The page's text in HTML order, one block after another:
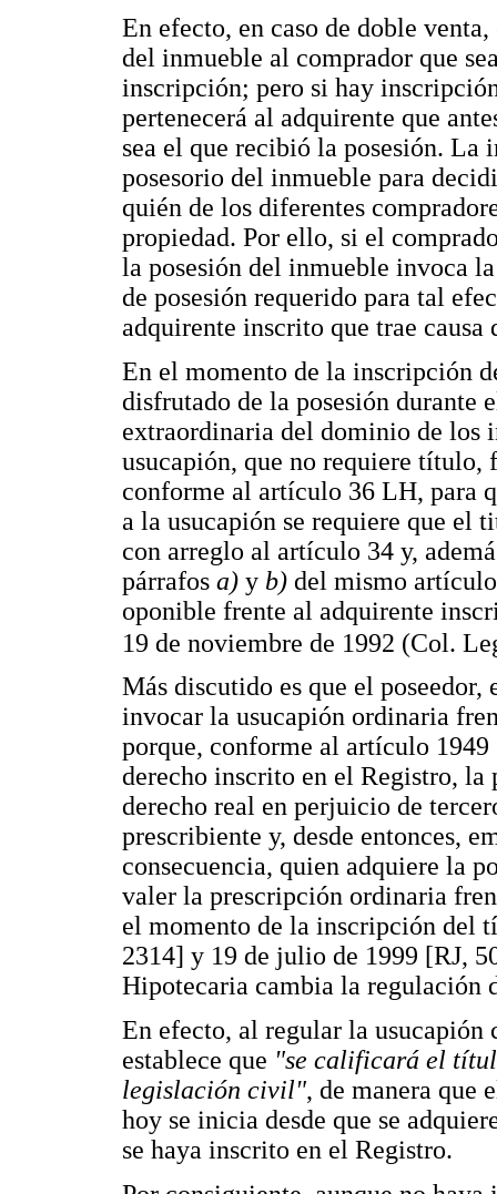
En efecto, en caso de doble
del inmueble al comprador que
inscripción; pero si hay
pertenecerá al adquirente que
sea el que recibió la posesión. La
posesorio del inmueble para
quién de los diferentes
propiedad. Por ello, si el
la posesión del inmueble invoca
de posesión requerido para tal
adquirente inscrito que trae
En el momento de la inscripción
disfrutado de la posesión durante
extraordinaria del dominio de los
usucapión, que no requiere título,
conforme al artículo 36 LH, para
a la usucapión se requiere que el
con arreglo al artículo 34 y,
párrafos a) y b) del mismo
oponible frente al adquirente
19 de noviembre de 1992 (Col.
Más discutido es que el
invocar la usucapión ordinaria
porque, conforme al artículo
derecho inscrito en el Registro,
derecho real en perjuicio de
prescribiente y, desde entonces,
consecuencia, quien adquiere la
valer la prescripción ordinaria
el momento de la inscripción del
2314] y 19 de julio de 1999 [RJ,
Hipotecaria cambia la regulación
En efecto, al regular la
establece que "se calificará el
legislación civil", de manera que
hoy se inicia desde que se
se haya inscrito en el Registro.